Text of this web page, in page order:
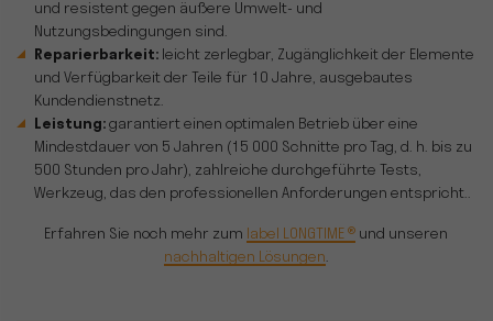
und resistent gegen äußere Umwelt- und
Nutzungsbedingungen sind.
Reparierbarkeit: leicht zerlegbar, Zugänglichkeit der Elemente
und Verfügbarkeit der Teile für 10 Jahre, ausgebautes
Kundendienstnetz.
Leistung: garantiert einen optimalen Betrieb über eine
Mindestdauer von 5 Jahren (15 000 Schnitte pro Tag, d. h. bis zu
500 Stunden pro Jahr), zahlreiche durchgeführte Tests,
Werkzeug, das den professionellen Anforderungen entspricht..
Erfahren Sie noch mehr zum label LONGTIME ® und unseren
nachhaltigen Lösungen.